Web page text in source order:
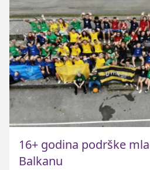
Savjeta Europe […]
16+ godina podrške
Balkanu